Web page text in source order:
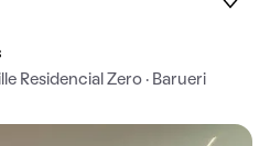
Residencial Zero · Barueri